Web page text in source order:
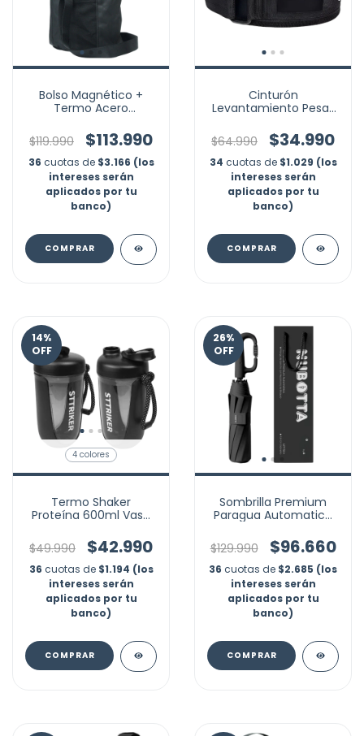
Bolso Magnético +
Termo Acero
Maleta Gym
$119.990 $113.990
36 cuotas de $3.166 (los
intereses serán
aplicados por tu
banco)
COMPRAR
Cinturón
Levantamiento Pesas
Crossfit Fuerza
$64.990 $34.990
34 cuotas de $1.029 (los
intereses serán
aplicados por tu
banco)
COMPRAR
14%
OFF
4 colores
Termo Shaker
Proteína 600ml Vaso
$49.990
$42.990
36 cuotas de $1.194 (los
intereses serán
aplicados por tu
banco)
COMPRAR
26%
OFF
Sombrilla Premium
Paragua Automatico
Candado Marca
Nubotta
$129.990 $96.660
36 cuotas de $2.685 (los
intereses serán
aplicados por tu
banco)
COMPRAR